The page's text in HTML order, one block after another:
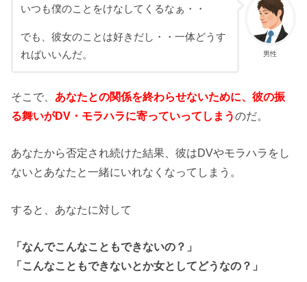
男性
いつも僕のことをけなしてくるなぁ・・
でも、彼女のことは好きだし・・一体どうす
ればいいんだ。
そこで、 あなたとの関係を終わらせないために、彼の振
る舞いがDV・モラハラに寄っていってしまうのだ。
あなたから否定され続けた結果、彼はDVやモラハラをし
ないとあなたと一緒にいれなくなってしまう。
すると、あなたに対して
「なんでこんなこともできないの？」
「こんなこともできないとか女としてどうなの？」